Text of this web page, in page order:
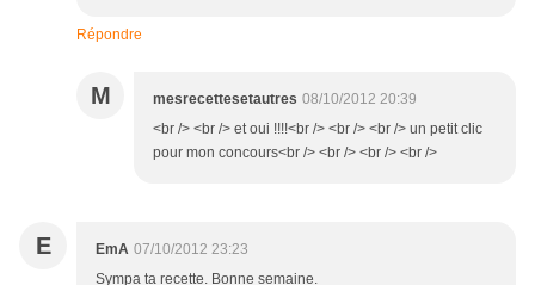
Répondre
M mesrecettesetautres 08/10/2012 20:39
<br /> <br /> et oui !!!!<br /> <br /> <br /> un petit clic
pour mon concours<br /> <br /> <br /> <br />
E EmA 07/10/2012 23:23
Sympa ta recette. Bonne semaine.